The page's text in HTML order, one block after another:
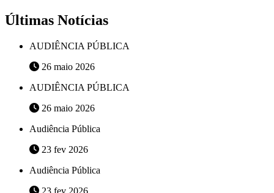
Últimas Notícias
AUDIÊNCIA PÚBLICA
26 maio 2026
AUDIÊNCIA PÚBLICA
26 maio 2026
Audiência Pública
23 fev 2026
Audiência Pública
23 fev 2026